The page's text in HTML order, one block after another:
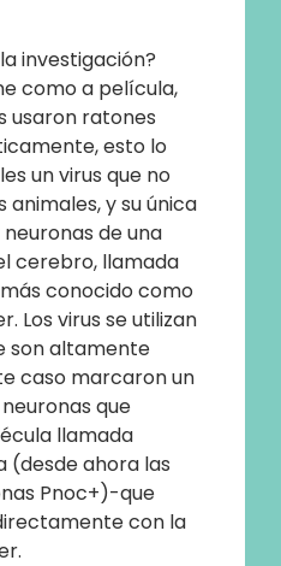
investigación?
como a película,
usaron ratones
esto lo
un virus que no
animales, y su única
de una
cerebro, llamada
conocido como
Los virus se utilizan
son altamente
caso marcaron un
que
llamada
ahora las
Pnoc+)-que
con la